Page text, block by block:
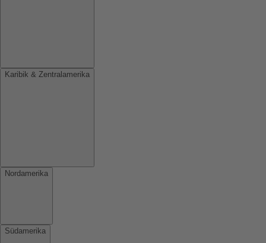
Karibik & Zentralamerika
Nordamerika
Südamerika